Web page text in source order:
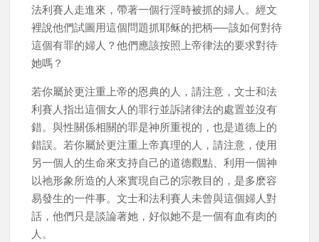
法利賽人走進來，帶著一個行淫時被抓的婦人。經文
裡說他們試圖用這個問題抓耶稣的把柄──該如何對待
這個有罪的婦人？他們應該按照上帝律法的要求對待
她嗎？
若你屬於更注重上帝的恩典的人，請注意，文士和法
利賽人指出這個女人的罪行並訴諸律法的處置並沒有
錯。與性關係相關的罪是神所重視的，也是道德上的
錯誤。若你屬於更注重上帝真理的人，請注意，使用
另一個人的生命來支持自己的道德觀點、利用一個神
以祂形象所造的人來實現自己的宗教目的，是多麽容
易發生的一件事。文士和法利賽人未曾與這個婦人對
話，他們只是談論著她，好似她不是一個有血有肉的
人。